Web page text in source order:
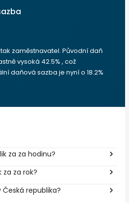
zaměstnavatel. Původní daň
vysoká 42.5% , což
daňová sazba je nyní o 18.2%
za za hodinu?
za za rok?
republika?